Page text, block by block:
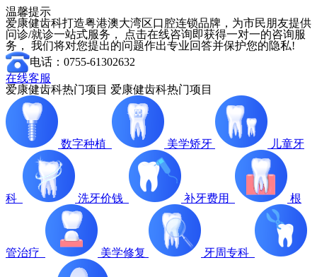
温馨提示
爱康健齿科打造粤港澳大湾区口腔连锁品牌，为市民朋友提供
问诊/就诊一站式服务， 点击在线咨询即获得一对一的咨询服
务， 我们将对您提出的问题作出专业回答并保护您的隐私!
电话：0755-61302632
在线客服
爱康健齿科热门项目 爱康健齿科热门项目
数字种植 美学矫牙 儿童牙
科 洗牙价钱 补牙费用 根
管治疗 美学修复 牙周专科